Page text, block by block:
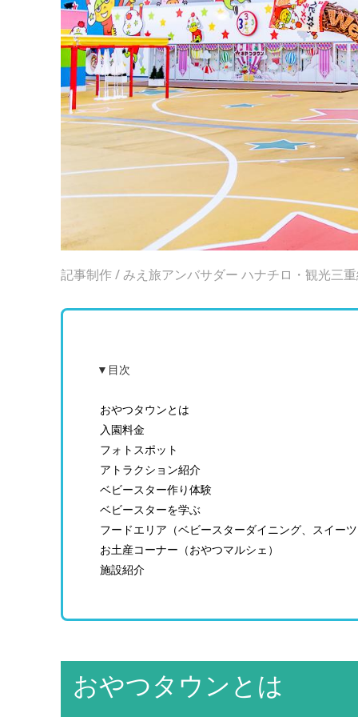
記事制作 / みえ旅アンバサダー ハナチロ・観光三
▼目次
おやつタウンとは
入園料金
フォトスポット
アトラクション紹介
ベビースター作り体験
ベビースターを学ぶ
フードエリア（ベビースターダイニング、スイー
お土産コーナー（おやつマルシェ）
施設紹介
おやつタウンとは